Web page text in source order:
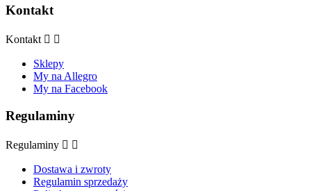
Kontakt
Kontakt  
Sklepy
My na Allegro
My na Facebook
Regulaminy
Regulaminy  
Dostawa i zwroty
Regulamin sprzedaży